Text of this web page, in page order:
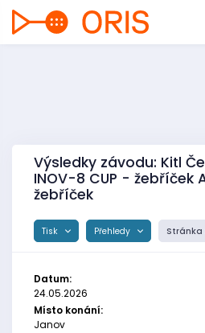
Výsledky závodu: Kitl
INOV-8 CUP - žebříček
žebříček
Tisk Přehledy
Datum:
24.05.2026
Místo konání:
Janov